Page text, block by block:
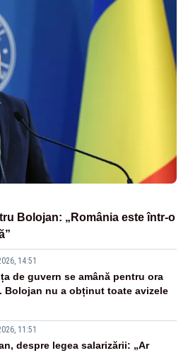
Bolojan: „România este într-o
14:51
de guvern se amână pentru ora
Bolojan nu a obținut toate avizele
11:51
despre legea salarizării: „Ar